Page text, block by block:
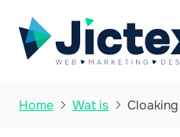
Home  Wat is  Cloaking